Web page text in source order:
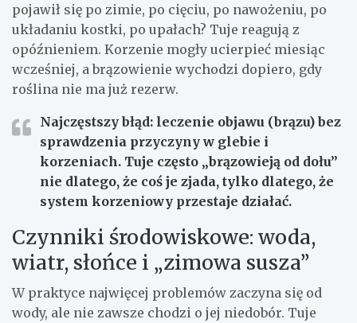
pojawił się po zimie, po cięciu, po nawożeniu, po
układaniu kostki, po upałach? Tuje reagują z
opóźnieniem. Korzenie mogły ucierpieć miesiąc
wcześniej, a brązowienie wychodzi dopiero, gdy
roślina nie ma już rezerw.
Najczęstszy błąd: leczenie objawu (brązu) bez
sprawdzenia przyczyny w glebie i
korzeniach. Tuje często „brązowieją od dołu”
nie dlatego, że coś je zjada, tylko dlatego, że
system korzeniowy przestaje działać.
Czynniki środowiskowe: woda,
wiatr, słońce i „zimowa susza”
W praktyce najwięcej problemów zaczyna się od
wody, ale nie zawsze chodzi o jej niedobór. Tuje